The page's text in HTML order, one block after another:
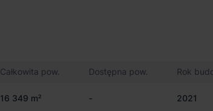
Całkowita pow. Dostępna pow. Rok
16 349 m² - 2021